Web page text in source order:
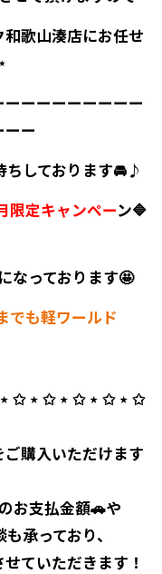
歌山湊店にお任せ
ーーーーーーーー
ー
ちしております🚘♪
限定キャンペーン🔷
なっております🤩
でも軽ワールド
✩ ⋆ ✩ ⋆ ✩ ⋆ ✩ ⋆ ✩
購入いただけます
お支払金額🚗や
承っており、
ていただきます！